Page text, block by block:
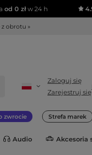
od 0 złw 24 h
obrotu »
Zaloguj się
Zarejestruj się
zwrocie Strefa marek
Audio Akcesoria